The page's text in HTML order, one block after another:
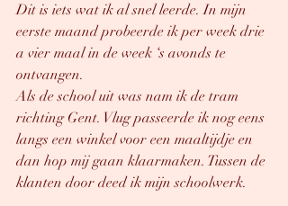
Dit is iets wat ik al snel leerde. In mijn
eerste maand probeerde ik per week drie
a vier maal in de week ‘s avonds te
ontvangen.
Als de school uit was nam ik de tram
richting Gent. Vlug passeerde ik nog eens
langs een winkel voor een maaltijdje en
dan hop mij gaan klaarmaken. Tussen de
klanten door deed ik mijn schoolwerk.